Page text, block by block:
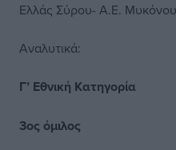
Ελλάς Σύρου- Α.Ε. Μυκόνου
Αναλυτικά:
Γ’ Εθνική Κατηγορία
3ος όμιλος